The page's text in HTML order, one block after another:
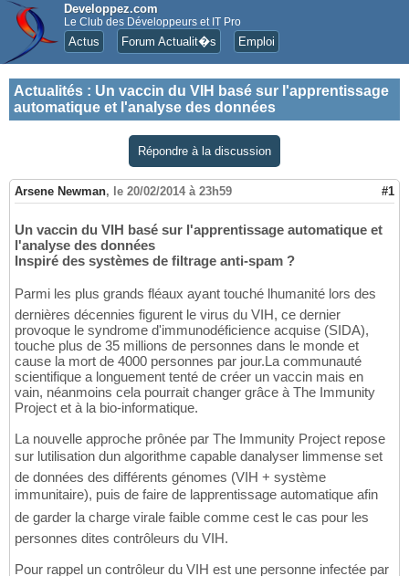
Developpez.com
Le Club des Développeurs et IT Pro
Actus Forum Actualit�s Emploi
Actualités : Un vaccin du VIH basé sur l'apprentissage
automatique et l'analyse des données
Répondre à la discussion
Arsene Newman, le 20/02/2014 à 23h59 #1
Un vaccin du VIH basé sur l'apprentissage automatique et
l'analyse des données
Inspiré des systèmes de filtrage anti-spam ?
Parmi les plus grands fléaux ayant touché lhumanité lors des
dernières décennies figurent le virus du VIH, ce dernier
provoque le syndrome d'immunodéficience acquise (SIDA),
touche plus de 35 millions de personnes dans le monde et
cause la mort de 4000 personnes par jour.La communauté
scientifique a longuement tenté de créer un vaccin mais en
vain, néanmoins cela pourrait changer grâce à The Immunity
Project et à la bio-informatique.
La nouvelle approche prônée par The Immunity Project repose
sur lutilisation dun algorithme capable danalyser limmense set
de données des différents génomes (VIH + système
immunitaire), puis de faire de lapprentissage automatique afin
de garder la charge virale faible comme cest le cas pour les
personnes dites contrôleurs du VIH.
Pour rappel un contrôleur du VIH est une personne infectée par